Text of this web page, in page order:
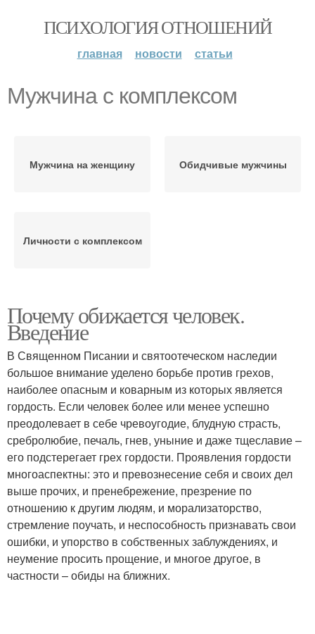
ПСИХОЛОГИЯ ОТНОШЕНИЙ
главная новости статьи
Мужчина с комплексом
Мужчина на женщину Обидчивые мужчины
Личности с комплексом
Почему обижается человек.
Введение
В Священном Писании и святоотеческом наследии
большое внимание уделено борьбе против грехов,
наиболее опасным и коварным из которых является
гордость. Если человек более или менее успешно
преодолевает в себе чревоугодие, блудную страсть,
сребролюбие, печаль, гнев, уныние и даже тщеславие –
его подстерегает грех гордости. Проявления гордости
многоаспектны: это и превознесение себя и своих дел
выше прочих, и пренебрежение, презрение по
отношению к другим людям, и морализаторство,
стремление поучать, и неспособность признавать свои
ошибки, и упорство в собственных заблуждениях, и
неумение просить прощение, и многое другое, в
частности – обиды на ближних.